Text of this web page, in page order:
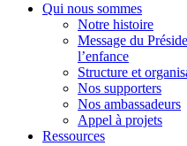
Fondation UEFA
Qui nous sommes
Notre histoire
Message du
l’enfance
Structure et
Nos supporters
Nos ambassadeurs
Appel à projets
Ressources